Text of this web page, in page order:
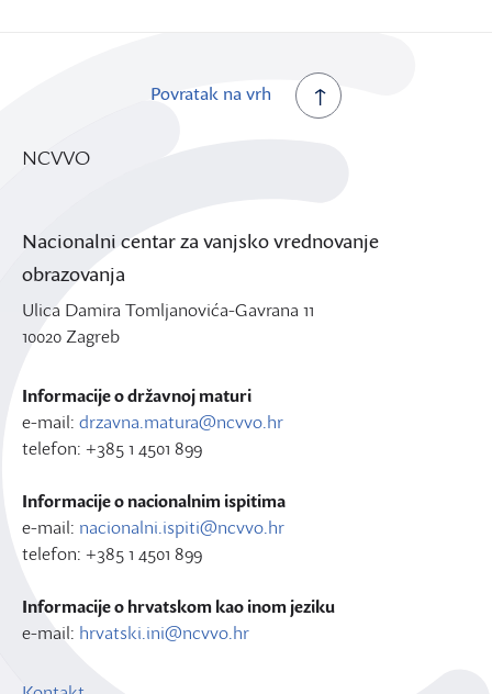
Povratak na vrh
NCVVO
Nacionalni centar za vanjsko vrednovanje
obrazovanja
Ulica Damira Tomljanovića-Gavrana 11
10020 Zagreb
Informacije o državnoj maturi
e-mail: drzavna.matura@ncvvo.hr
telefon: +385 1 4501 899
Informacije o nacionalnim ispitima
e-mail: nacionalni.ispiti@ncvvo.hr
telefon: +385 1 4501 899
Informacije o hrvatskom kao inom jeziku
e-mail: hrvatski.ini@ncvvo.hr